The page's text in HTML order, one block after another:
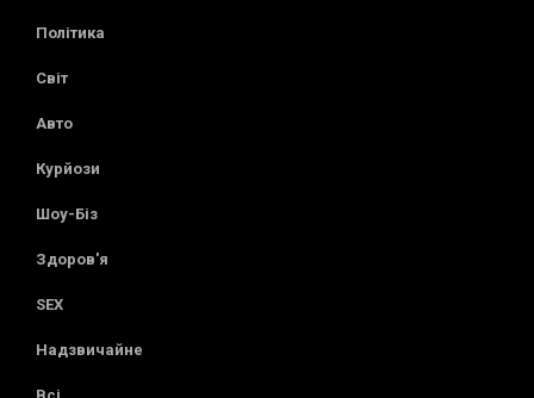
Політика
Світ
Авто
Курйози
Шоу-Біз
Здоров'я
SEX
Надзвичайне
Всі